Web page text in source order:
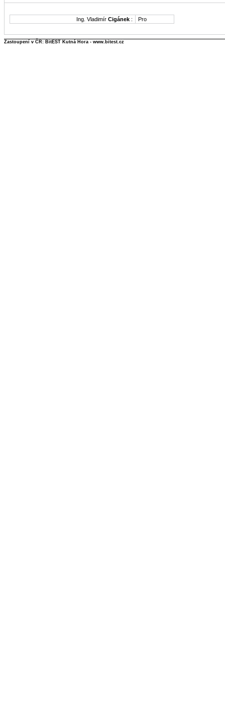
Ing. Vladimír Cigánek : Pro
Zastoupení v ČR: BitEST Kutná Hora - www.bitest.cz